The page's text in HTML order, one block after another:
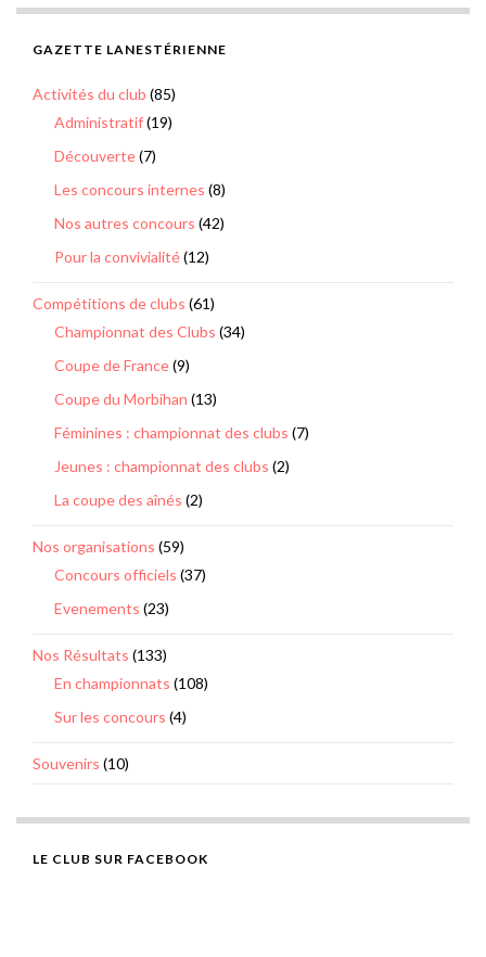
GAZETTE LANESTÉRIENNE
Activités du club (85)
Administratif(19)
Découverte(7)
Les concours internes (8)
Nos autres concours (42)
Pour la convivialité(12)
Compétitions de clubs (61)
Championnat des Clubs (34)
Coupe de France(9)
Coupe du Morbihan (13)
Féminines : championnat des clubs (7)
Jeunes : championnat des clubs (2)
La coupe des aînés (2)
Nos organisations (59)
Concours officiels (37)
Evenements (23)
Nos Résultats (133)
En championnats (108)
Sur les concours (4)
Souvenirs (10)
LE CLUB SUR FACEBOOK